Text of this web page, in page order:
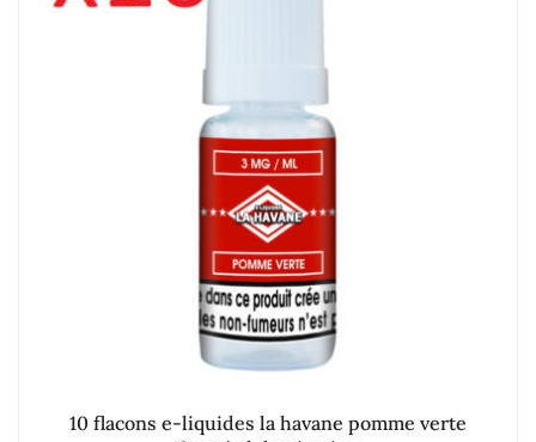
10 flacons e-liquides la havane pomme verte